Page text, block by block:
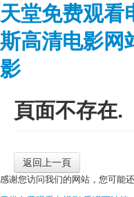
天堂免费观
斯高清电影网
影
頁面不存在.
返回上一頁
感谢您访问我们的网站，您可能